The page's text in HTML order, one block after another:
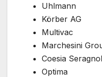
Uhlmann
Körber AG
Multivac
Marchesini
Coesia
Optima